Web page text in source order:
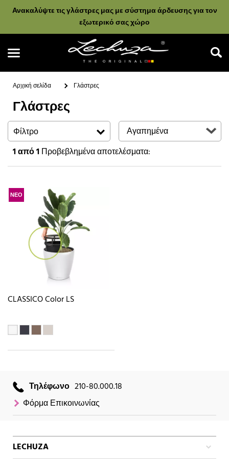
Ανακαλύψτε τις γλάστρες μας με σύστημα άρδευσης για τον
εξωτερικό σας χώρο
Αναζήτηση
Αρχική σελίδα Γλάστρες
Γλάστρες
Φίλτρο
1από 1Προβεβλημένα αποτελέσματα:
ΝΕΟ
CLASSICO Color LS
Τηλέφωνο 210-80.000.18
Φόρμα Επικοινωνίας
LECHUZA